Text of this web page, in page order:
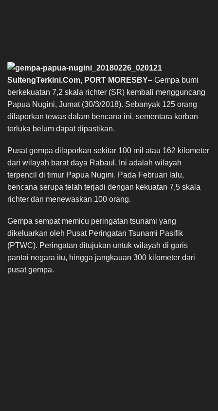
SultengTerkini.Com, PORT MORESBY– Gempa bumi
berkekuatan 7,2 skala richter (SR) kembali mengguncang
Papua Nugini, Jumat (30/3/2018). Sebanyak 125 orang
dilaporkan tewas dalam bencana ini, sementara korban
terluka belum dapat dipastikan.
Pusat gempa dilaporkan sekitar 100 mil atau 162 kilometer
dari wilayah barat daya Rabaul. Ini adalah wilayah
terpencil di timur Papua Nugini. Pada Februari lalu,
bencana serupa telah terjadi dengan kekuatan 7,5 skala
richter dan menewaskan 100 orang.
Gempa sempat memicu peringatan tsunami yang
dikeluarkan oleh Pusat Peringatan Tsunami Pasifik
(PTWC). Peringatan ditujukan untuk wilayah di garis
pantai negara itu, hingga jangkauan 300 kilometer dari
pusat gempa.